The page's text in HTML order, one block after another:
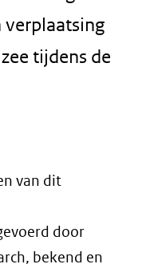
verplaatsing
tijdens de
van dit
door
bekend en